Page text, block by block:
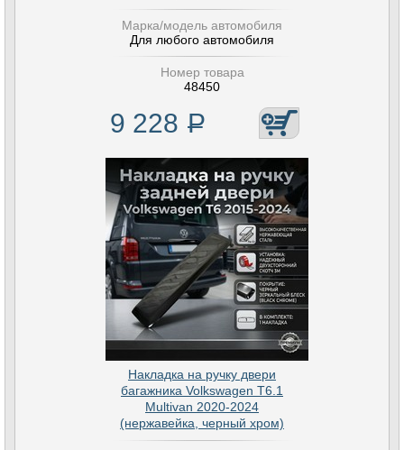
Марка/модель автомобиля
Для любого автомобиля
Номер товара
48450
9 228 Р
Накладка на ручку двери
багажника Volkswagen T6.1
Multivan 2020-2024
(нержавейка, черный хром)